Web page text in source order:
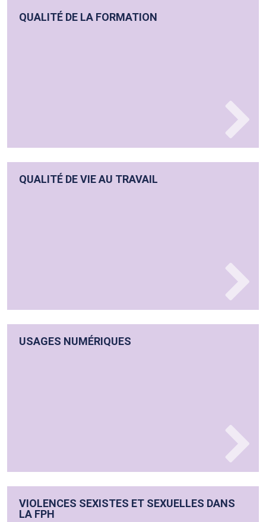
QUALITÉ DE LA FORMATION
QUALITÉ DE VIE AU TRAVAIL
USAGES NUMÉRIQUES
VIOLENCES SEXISTES ET SEXUELLES DANS
LA FPH